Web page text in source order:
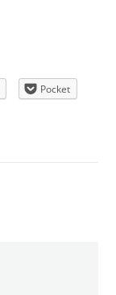
Pocket